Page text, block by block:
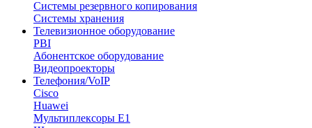
Системы резервного копирования
Системы хранения
Телевизионное оборудование
PBI
Абонентское оборудование
Видеопроекторы
Телефония/VoIP
Cisco
Huawei
Мультиплексоры E1